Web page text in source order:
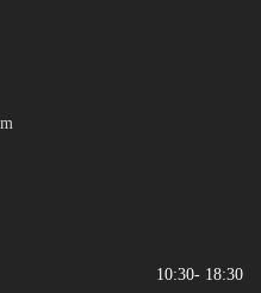
10:30- 18:30